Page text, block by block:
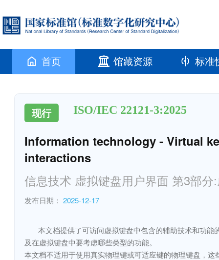
首页 馆藏资源 标准
现行 ISO/IEC 22121-3:2025
Information technology - Virtual
interactions
信息技术 虚拟键盘用户界面 第3部分
发布日期： 2025-12-17
本文档提供了可访问虚拟键盘中包含的辅助技术和功
及在虚拟键盘中要考虑哪些类型的功能。
本文档不适用于使用真实物理键或可适应键的物理键盘，